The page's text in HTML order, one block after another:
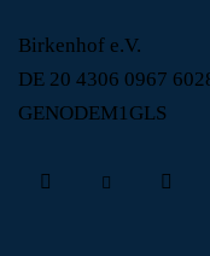
Birkenhof e.V.
DE 20 4306 0967
GENODEM1GLS